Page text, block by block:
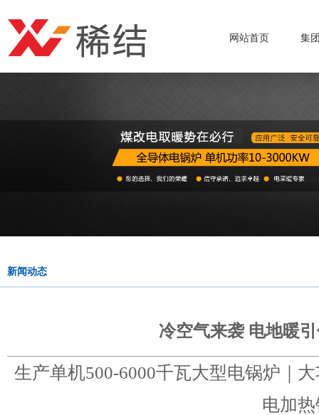
网站首页 集
新闻动态
冷空气来袭 电地暖
生产单机500-6000千瓦大型电锅炉｜
电加